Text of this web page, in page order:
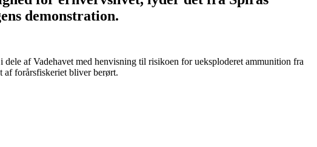
demonstration.
af Vadehavet med henvisning til risikoen for ueksploderet ammunition fra
af forårsfiskeriet bliver berørt.